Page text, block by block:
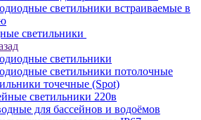
светильники встраиваемые в
светильники
светильники
светильники потолочные
точечные (Spot)
светильники 220в
для бассейнов и водоёмов